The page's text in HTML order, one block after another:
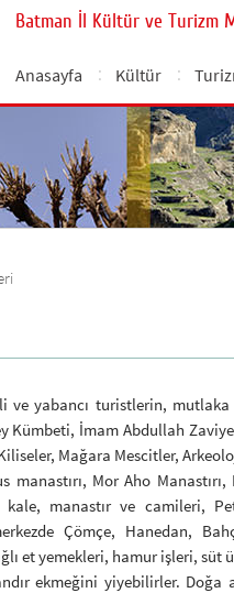
Batman İl Kültür ve Turizm
Anasayfa Kültür
ve yabancı turistlerin,
Kümbeti, İmam Abdullah
Mağara Mescitler,
manastırı, Mor Aho
kale, manastır ve camileri,
Çömçe, Hanedan,
et yemekleri, hamur işleri,
ekmeğini yiyebilirler.